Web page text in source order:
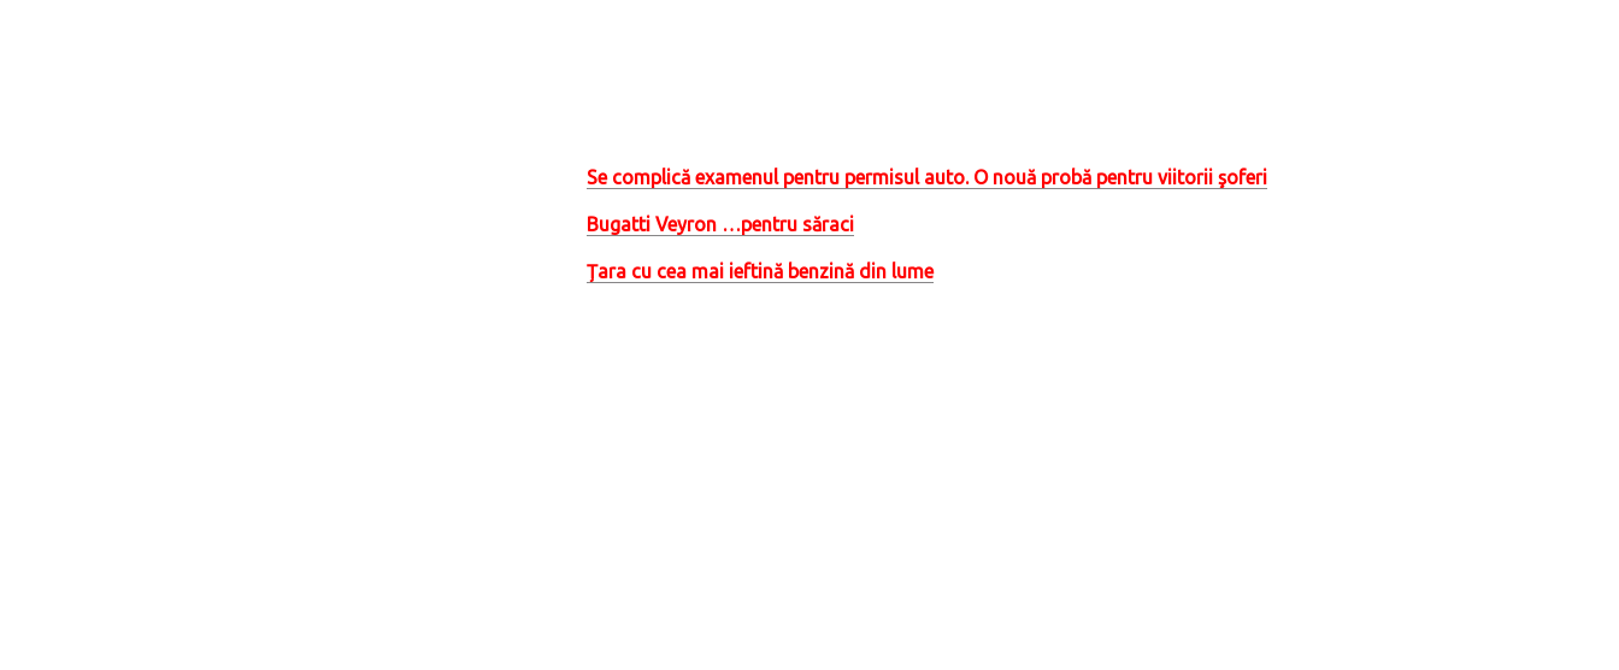
Se complică examenul pentru permisul auto. O nouă probă pentru viitorii şoferi
Bugatti Veyron …pentru săraci
Țara cu cea mai ieftină benzină din lume